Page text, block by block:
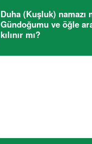
Duha (Kuşluk) namazı
Gündoğumu ve öğle
kılınır mı?